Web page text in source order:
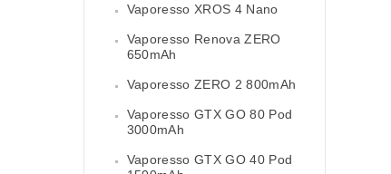
Vaporesso XROS 4 Nano
Vaporesso Renova ZERO
650mAh
Vaporesso ZERO 2 800mAh
Vaporesso GTX GO 80 Pod
3000mAh
Vaporesso GTX GO 40 Pod